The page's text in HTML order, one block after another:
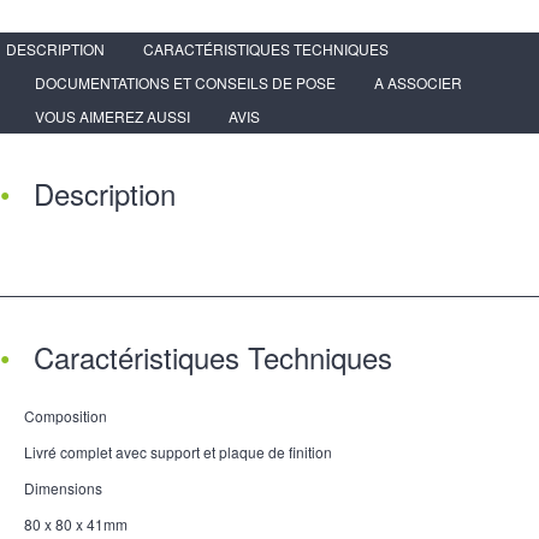
DESCRIPTION
CARACTÉRISTIQUES TECHNIQUES
DOCUMENTATIONS ET CONSEILS DE POSE
A ASSOCIER
VOUS AIMEREZ AUSSI
AVIS
Description
Caractéristiques Techniques
Composition
Livré complet avec support et plaque de finition
Dimensions
80 x 80 x 41mm